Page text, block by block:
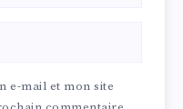
e-mail et mon site